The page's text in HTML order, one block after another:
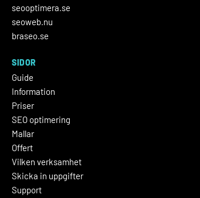
seooptimera.se
seoweb.nu
braseo.se
SIDOR
Guide
Information
Priser
SEO optimering
Mallar
Offert
Vilken verksamhet
Skicka in uppgifter
Support